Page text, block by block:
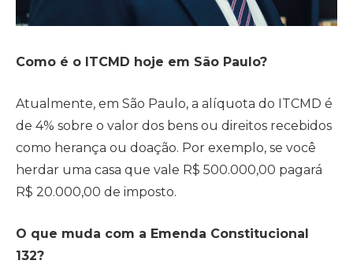
Como é o ITCMD hoje em São Paulo?
Atualmente, em São Paulo, a alíquota do ITCMD é
de 4% sobre o valor dos bens ou direitos recebidos
como herança ou doação. Por exemplo, se você
herdar uma casa que vale R$ 500.000,00 pagará
R$ 20.000,00 de imposto.
O que muda com a Emenda Constitucional
132?